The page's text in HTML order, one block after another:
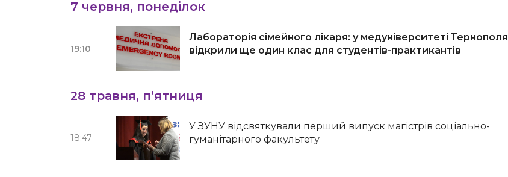
7 червня, понеділок
19:10
Лабораторія сімейного лікаря: у медуніверситеті Тернополя
відкрили ще один клас для студентів-практикантів
28 травня, п’ятниця
18:47
У ЗУНУ відсвяткували перший випуск магістрів соціально-
гуманітарного факультету